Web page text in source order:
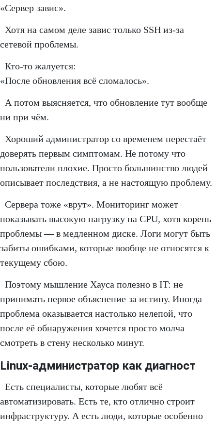
«Сервер завис».
Хотя на самом деле завис только SSH из-за
сетевой проблемы.
Кто-то жалуется:
«После обновления всё сломалось».
А потом выясняется, что обновление тут вообще
ни при чём.
Хороший администратор со временем перестаёт
доверять первым симптомам. Не потому что
пользователи плохие. Просто большинство людей
описывает последствия, а не настоящую проблему.
Сервера тоже «врут». Мониторинг может
показывать высокую нагрузку на CPU, хотя корень
проблемы — в медленном диске. Логи могут быть
забиты ошибками, которые вообще не относятся к
текущему сбою.
Поэтому мышление Хауса полезно в IT: не
принимать первое объяснение за истину. Иногда
проблема оказывается настолько нелепой, что
после её обнаружения хочется просто молча
смотреть в стену несколько минут.
Linux-администратор как диагност
Есть специалисты, которые любят всё
автоматизировать. Есть те, кто отлично строит
инфраструктуру. А есть люди, которые особенно